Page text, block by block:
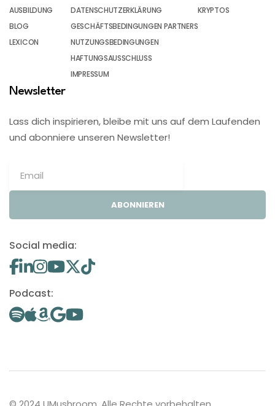
AUSBILDUNG
BLOG
LEXICON
DATENSCHUTZERKLÄRUNG
GESCHÄFTSBEDINGUNGEN PARTNERS
NUTZUNGSBEDINGUNGEN
HAFTUNGSAUSSCHLUSS
IMPRESSUM
KRYPTOS
Newsletter
Lass dich inspirieren, bleibe mit uns auf dem Laufenden
und abonniere unseren Newsletter!
ABONNIEREN
Social media:
Podcast: